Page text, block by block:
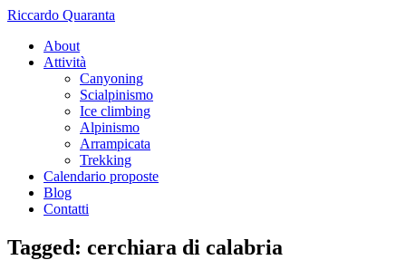
Riccardo Quaranta
About
Attività
Canyoning
Scialpinismo
Ice climbing
Alpinismo
Arrampicata
Trekking
Calendario proposte
Blog
Contatti
Tagged: cerchiara di calabria